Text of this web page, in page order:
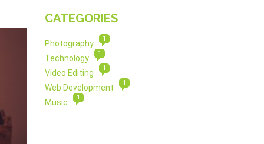
CATEGORIES
Photography
1
Technology
1
Video Editing
1
Web Development
1
Music
1